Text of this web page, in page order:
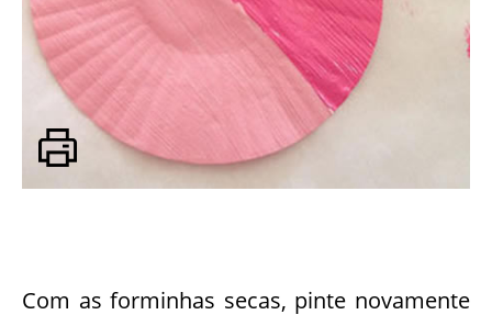
Com as forminhas secas, pinte novamente